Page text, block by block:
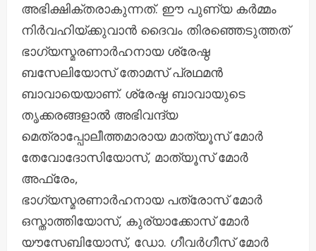
അഭിക്ഷിക്തരാകുന്നത്. ഈ പുണ്യ കർമ്മം
നിർവഹിയ്ക്കുവാൻ ദൈവം തിരഞ്ഞെടുത്തത്
ഭാഗ്യസ്മരണാർഹനായ ശ്രേഷ്ഠ
ബസേലിയോസ് തോമസ് പ്രഥമൻ
ബാവായെയാണ്. ശ്രേഷ്ഠ ബാവായുടെ
തൃക്കരങ്ങളാൽ അഭിവന്ദ്യ
മെത്രാപ്പോലീത്തമാരായ മാത്യൂസ് മോർ
തേവോദോസിയോസ്, മാത്യൂസ് മോർ
അഫ്രേം,
ഭാഗ്യസ്മരണാർഹനായ പത്രോസ് മോർ
ഒസ്താത്തിയോസ്, കുര്യാക്കോസ് മോർ
യൗസേബിയോസ്, ഡോ. ഗീവർഗീസ് മോർ